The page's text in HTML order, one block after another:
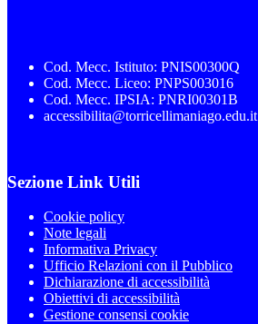
Cod. Mecc. Istituto: PNIS00300Q
Cod. Mecc. Liceo: PNPS003016
Cod. Mecc. IPSIA: PNRI00301B
accessibilita@torricellimaniago.edu.it
Sezione Link Utili
Cookie policy
Note legali
Informativa Privacy
Ufficio Relazioni con il Pubblico
Dichiarazione di accessibilità
Obiettivi di accessibilità
Gestione consensi cookie